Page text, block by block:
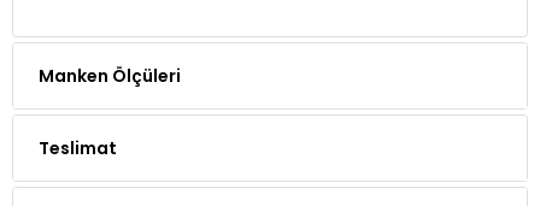
Manken Ölçüleri
Teslimat